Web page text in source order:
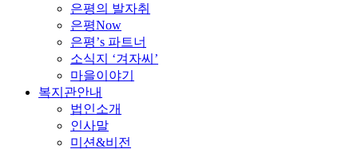
은평의 발자취
은평Now
은평’s 파트너
소식지 ‘겨자씨’
마을이야기
복지관안내
법인소개
인사말
미션&비전